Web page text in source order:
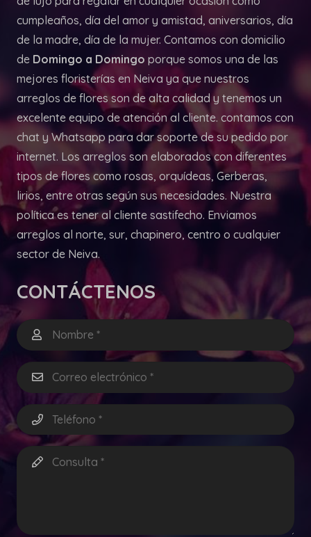
cumpleaños, día del amor y amistad, aniversarios, día
de la madre, día de la mujer. Contamos con domicilio
de Domingo a Domingo porque somos una de las
mejores floristerías en Neiva ya que nuestros
arreglos de flores son de alta calidad y tenemos un
excelente equipo de atención al cliente. contamos con
chat y Whatsapp para dar soporte de su pedido por
internet. Los arreglos son elaborados con diferentes
tipos de flores como rosas, orquídeas, Gerberas,
lirios, entre otras según sus necesidades. Nuestra
política es tener al cliente sastifecho. Enviamos
arreglos al norte, sur, chapinero, centro o cualquier
sector de Neiva.
CONTÁCTENOS